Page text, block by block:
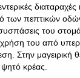
διαταραχές
των πεπτικών
του
του από
Στην μαγειρική
κρέας.